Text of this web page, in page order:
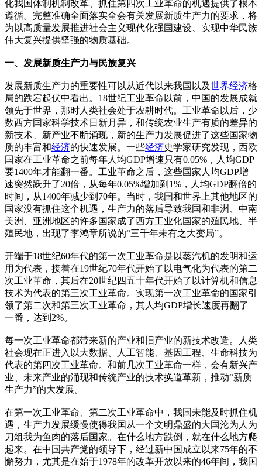
化我国体制机制改革、抓住第四次工业革命的机遇提供了根本
遵循。完整准确全面落实全会有关发展新质生产力的要求，将
为以高质量发展推进社会主义现代化强国建设、实现中华民族
伟大复兴提供坚强的物质基础。
一、发展新质生产力与民族复兴
发展新质生产力的重要性可以从近代以来我国以及世界经济格
局的跌宕起伏中看出。18世纪工业革命以前，中国的发展成就
领先于世界，那时人类社会处于农耕时代。工业革命以后，少
数西方国家科学技术日新月异，和传统农业生产有质的差异的
新技术、新产业不断涌现，新的生产力发展促进了这些国家物
质的丰富和经济的快速发展。一些经济史学家研究发现，西欧
国家在工业革命之前每年人均GDP增速只有0.05%，人均GDP
要1400年才能翻一番。工业革命之后，这些国家人均GDP增
速突然跃升了20倍，从每年0.05%增加到1%，人均GDP翻倍的
时间，从1400年减少到70年。当时，我国和世界上其他地区的
国家没有抓住这个机遇，生产力的落后导致我国和非洲、中南
美洲、亚洲地区的许多国家成了西方工业化国家的殖民地、半
殖民地，出现了李鸿章所说的“三千年未有之大变局”。
开端于18世纪60年代的第一次工业革命是以蒸汽机的发明和运
用为代表，接着在19世纪70年代开始了以电气化为代表的第二
次工业革命，其后在20世纪四五十年代开始了以计算机和信息
技术为代表的第三次工业革命。实现第一次工业革命的国家引
领了第二次和第三次工业革命，其人均GDP增长速度再翻了
一番，达到2%。
每一次工业革命都带来新的产业和旧产业的新技术改造。人类
社会现在正进入以大数据、人工智能、基因工程、生命科技为
代表的第四次工业革命。和前几次工业革命一样，会有新兴产
业、未来产业的涌现和传统产业的技术换道革新，推动“新质
生产力”的大发展。
在第一次工业革命、第二次工业革命中，我国未能及时抓住机
遇，生产力发展缓慢使得我国从一个文明鼎盛的大国沦为人为
刀俎我为鱼肉的落后国家。在什么地方跌倒，就在什么地方爬
起来。在中国共产党的领导下，经过新中国成立以来75年的不
懈努力，尤其是在始于1978年的改革开放以来的46年间，我国